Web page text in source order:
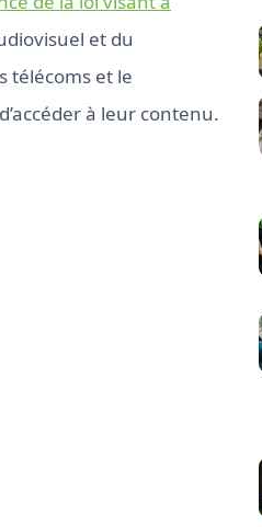
et du
télécoms et le
à leur contenu.